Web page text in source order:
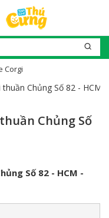
Corgi
Chủng Số 81 - HCM
Chủng Số
Số 82 - HCM -